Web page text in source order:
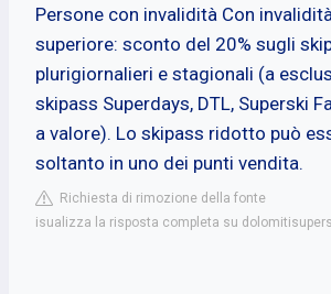
Persone con invalidità Con
superiore: sconto del 20% sugli
plurigiornalieri e stagionali (a
skipass Superdays, DTL, Superski
a valore). Lo skipass ridotto può
soltanto in uno dei punti vendita.
Richiesta di rimozione della fonte
isualizza la risposta completa su